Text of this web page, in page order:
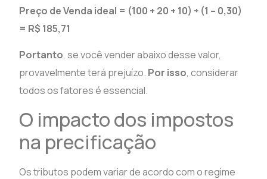
Preço de Venda ideal = (100 + 20 + 10) ÷ (1 – 0,30)
= R$ 185,71
Portanto, se você vender abaixo desse valor,
provavelmente terá prejuízo. Por isso, considerar
todos os fatores é essencial.
O impacto dos impostos
na precificação
Os tributos podem variar de acordo com o regime